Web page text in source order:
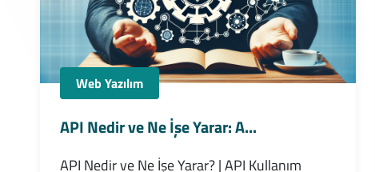
Web Yazılım
API Nedir ve Ne İşe Yarar: A...
API Nedir ve Ne İşe Yarar? | API Kullanım